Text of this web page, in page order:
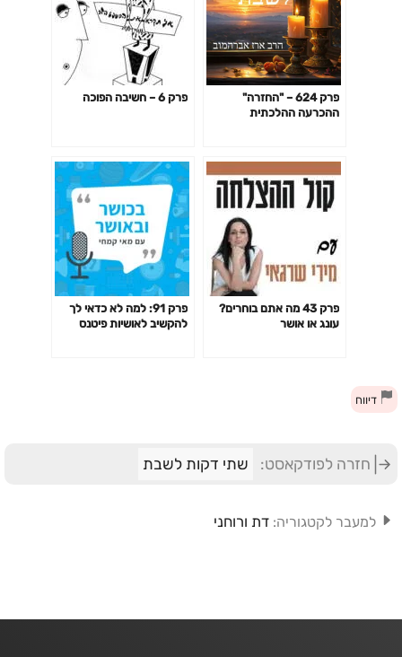
פרק 624 – "החזרה"
ההכרעה ההלכתית
פרק 6 – חשיבה הפוכה
פרק 43 מה אתם בוחרים?
עונג או אושר
פרק 91: למה לא כדאי לך
להקשיב לאושיות פיטנס
דיווח
חזרה לפודקאסט: שתי דקות לשבת
למעבר לקטגוריה: דת ורוחני